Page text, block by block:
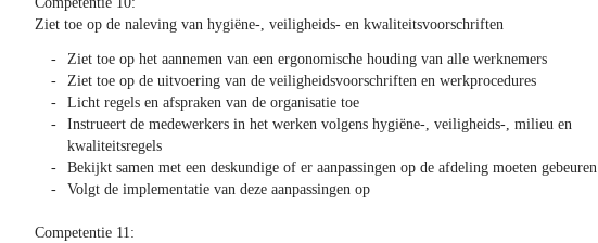
Ziet toe op de naleving van hygiëne-, veiligheids- en kwaliteitsvoorschriften
Ziet toe op het aannemen van een ergonomische houding van alle werknemers
Ziet toe op de uitvoering van de veiligheidsvoorschriften en werkprocedures
Licht regels en afspraken van de organisatie toe
Instrueert de medewerkers in het werken volgens hygiëne-, veiligheids-, milieu en
kwaliteitsregels
Bekijkt samen met een deskundige of er aanpassingen op de afdeling moeten gebeuren
Volgt de implementatie van deze aanpassingen op
Competentie 11: